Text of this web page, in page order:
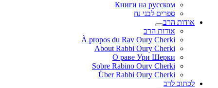
Книги на русском
ספרים לבני נח
אודות הרב
אודות הרב
À propos du Rav Oury Cherki
About Rabbi Oury Cherki
О раве Ури Шерки
Sobre Rabino Oury Cherki
Über Rabbi Oury Cherki
לכתוב לרב